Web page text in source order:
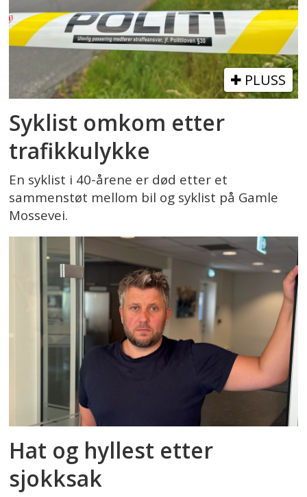
PLUSS
Syklist omkom etter
trafikkulykke
En syklist i 40-årene er død etter et
sammenstøt mellom bil og syklist på Gamle
Mossevei.
Hat og hyllest etter
sjokksak